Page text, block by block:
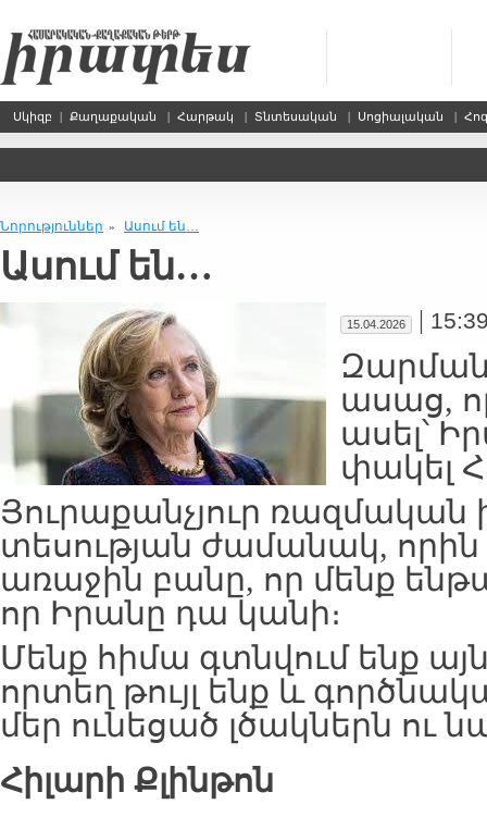
Սկիզբ | Քաղաքական | Հարթակ | Տնտեսական | Սոցիալական |
Նորություններ » Ասում են…
Ասում են…
15.04.2026 |
ասաց,
ասել՝
փակել
Յուրաքանչյուր ռազմական
տեսության ժամանակ, որին
առաջին բանը, որ մենք
որ Իրանը դա կանի։
Մենք հիմա գտնվում ենք
որտեղ թույլ ենք և
մեր ունեցած լծակներն ու
Հիլարի Քլինթոն